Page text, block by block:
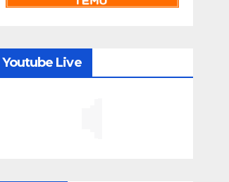
Youtube Live